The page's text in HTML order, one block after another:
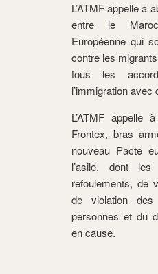
L’ATMF appelle à
entre le
Européenne qui
contre les
tous les
l’immigration avec
L’ATMF appelle
Frontex, bras
nouveau Pacte
l’asile, dont
refoulements, de
de violation des
personnes et du
en cause.